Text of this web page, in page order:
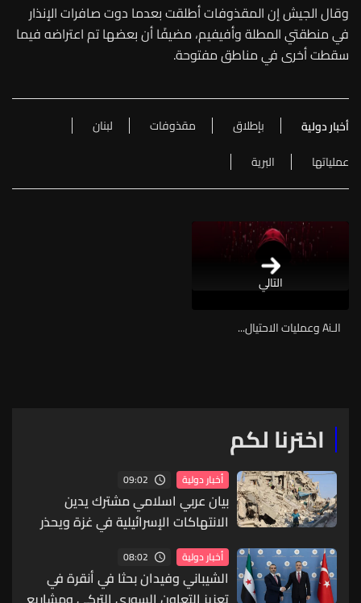
وقال الجيش إن المقذوفات أطلقت بعدما دوت صافرات الإنذار
في منطقتي المطلة وأفيفيم، مضيفًا أن بعضها تم اعتراضه فيما
سقطت أخرى في مناطق مفتوحة.
أخبار دولية بإطلاق مقذوفات
لبنان
عملياتها
البرية
التالي
الـAi وعمليات الاحتيال...
اخترنا لكم
أخبار دولية 09:02
بيان عربي اسلامي مشترك يدين
الانتهاكات الإسرائيلية في غزة ويحذر
من تقويض مسار السلام
أخبار دولية 08:02
الشيباني وفيدان بحثا في أنقرة في